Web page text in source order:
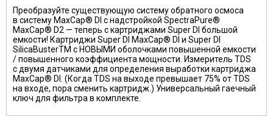
Преобразуйте существующую систему обратного осмоса
в систему MaxCap® DI с надстройкой SpectraPure®
MaxCap® D2 — теперь с картриджами Super DI большой
емкости! Картриджи Super DI MaxCap® DI и Super DI
SilicaBusterTM с НОВЫМИ оболочками повышенной емкости
/ повышенного коэффициента мощности. Измеритель TDS
с двумя датчиками для определения выработки картриджа
MaxCap® DI. (Когда TDS на выходе превышает 75% от TDS
на входе, пора сменить картридж.) Универсальный гаечный
ключ для фильтра в комплекте.